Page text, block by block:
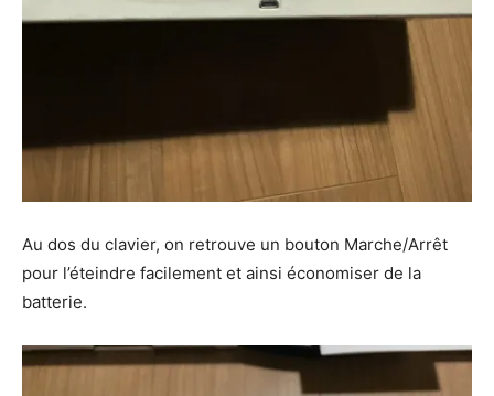
Au dos du clavier, on retrouve un bouton Marche/Arrêt
pour l’éteindre facilement et ainsi économiser de la
batterie.